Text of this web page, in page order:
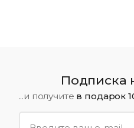
Подписка
...и получите в подарок